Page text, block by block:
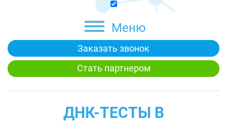
Меню
Заказать звонок
Стать партнером
ДНК-ТЕСТЫ В